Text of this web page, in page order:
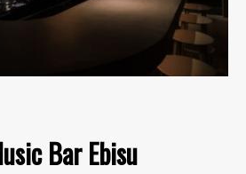
Bar Ebisu